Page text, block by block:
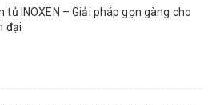
tủ INOXEN – Giải pháp gọn gàng cho
đại